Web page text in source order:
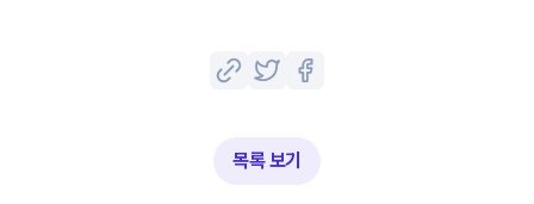
목록 보기